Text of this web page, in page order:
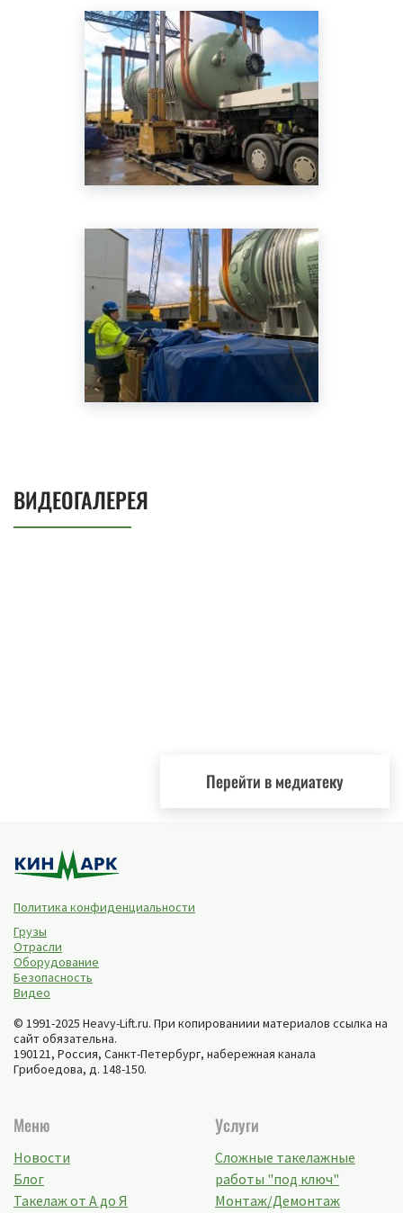
ВИДЕОГАЛЕРЕЯ
Перейти в медиатеку
Политика конфиденциальности
Грузы
Отрасли
Оборудование
Безопасность
Видео
© 1991-2025 Heavy-Lift.ru. При копированиии материалов ссылка на
сайт обязательна.
190121, Россия, Санкт-Петербург, набережная канала
Грибоедова, д. 148-150.
Меню
Новости
Блог
Такелаж от А до Я
Услуги
Сложные такелажные
работы "под ключ"
Монтаж/Демонтаж